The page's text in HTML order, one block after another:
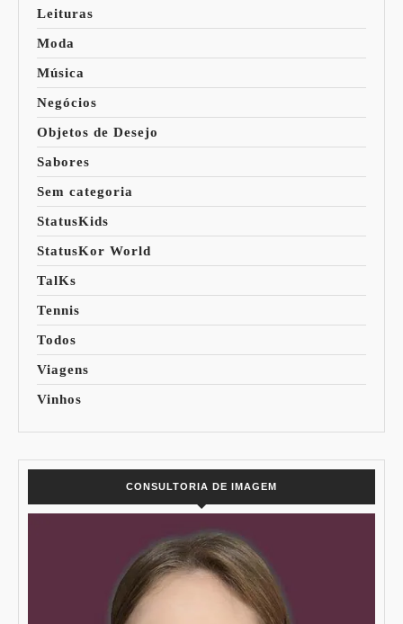
Leituras
Moda
Música
Negócios
Objetos de Desejo
Sabores
Sem categoria
StatusKids
StatusKor World
TalKs
Tennis
Todos
Viagens
Vinhos
CONSULTORIA DE IMAGEM